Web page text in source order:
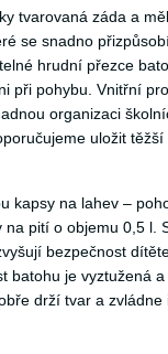
tvarovaná záda a
se snadno
hrudní přezce
při pohybu. Vnitřní
organizaci
uložit
kapsy na lahev –
pití o objemu 0,5 l.
bezpečnost
batohu je vyztužená
drží tvar a